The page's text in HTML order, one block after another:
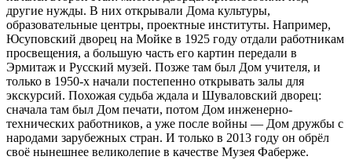
другие нужды. В них открывали Дома культуры,
образовательные центры, проектные институты. Например,
Юсуповский дворец на Мойке в 1925 году отдали работникам
просвещения, а большую часть его картин передали в
Эрмитаж и Русский музей. Позже там был Дом учителя, и
только в 1950-х начали постепенно открывать залы для
экскурсий. Похожая судьба ждала и Шуваловский дворец:
сначала там был Дом печати, потом Дом инженерно-
технических работников, а уже после войны — Дом дружбы с
народами зарубежных стран. И только в 2013 году он обрёл
своё нынешнее великолепие в качестве Музея Фаберже.